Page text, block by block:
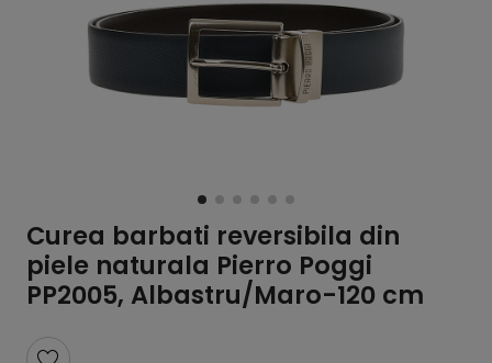
Curea barbati reversibila din
piele naturala Pierro Poggi
PP2005, Albastru/Maro-120 cm